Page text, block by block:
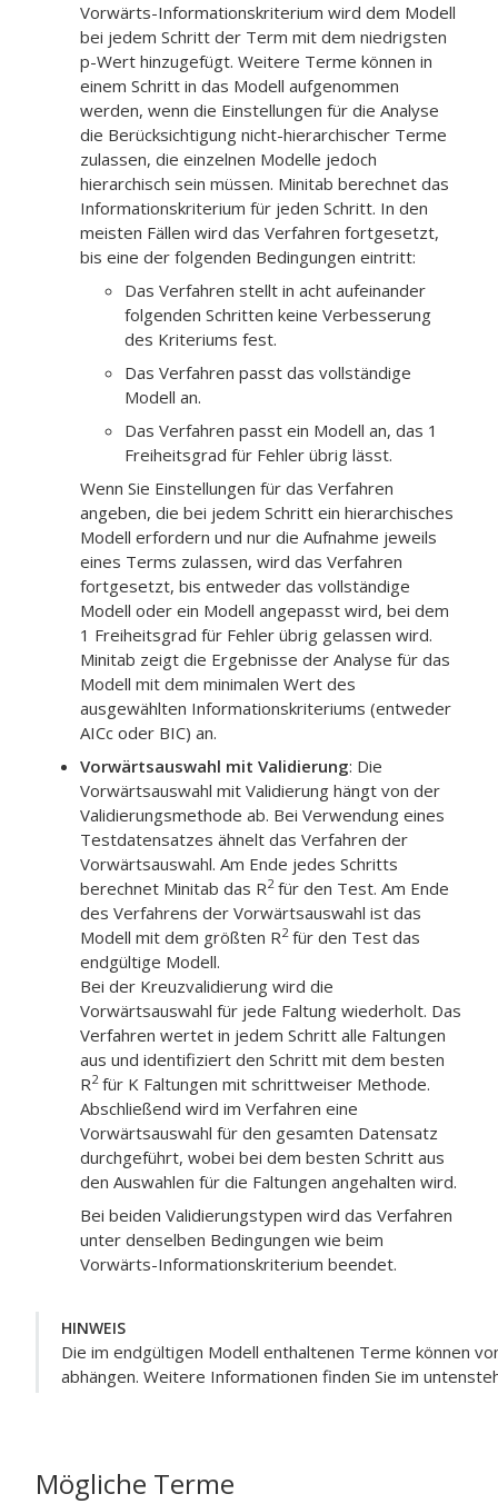
Vorwärts-Informationskriterium wird dem Modell
bei jedem Schritt der Term mit dem niedrigsten
p-Wert hinzugefügt. Weitere Terme können in
einem Schritt in das Modell aufgenommen
werden, wenn die Einstellungen für die Analyse
die Berücksichtigung nicht-hierarchischer Terme
zulassen, die einzelnen Modelle jedoch
hierarchisch sein müssen. Minitab berechnet das
Informationskriterium für jeden Schritt. In den
meisten Fällen wird das Verfahren fortgesetzt,
bis eine der folgenden Bedingungen eintritt:
Das Verfahren stellt in acht aufeinander
folgenden Schritten keine Verbesserung
des Kriteriums fest.
Das Verfahren passt das vollständige
Modell an.
Das Verfahren passt ein Modell an, das 1
Freiheitsgrad für Fehler übrig lässt.
Wenn Sie Einstellungen für das Verfahren
angeben, die bei jedem Schritt ein hierarchisches
Modell erfordern und nur die Aufnahme jeweils
eines Terms zulassen, wird das Verfahren
fortgesetzt, bis entweder das vollständige
Modell oder ein Modell angepasst wird, bei dem
1 Freiheitsgrad für Fehler übrig gelassen wird.
Minitab zeigt die Ergebnisse der Analyse für das
Modell mit dem minimalen Wert des
ausgewählten Informationskriteriums (entweder
AICc oder BIC) an.
Vorwärtsauswahl mit Validierung: Die
Vorwärtsauswahl mit Validierung hängt von der
Validierungsmethode ab. Bei Verwendung eines
Testdatensatzes ähnelt das Verfahren der
Vorwärtsauswahl. Am Ende jedes Schritts
berechnet Minitab das R2für den Test. Am Ende
des Verfahrens der Vorwärtsauswahl ist das
Modell mit dem größten R2für den Test das
endgültige Modell.
Bei der Kreuzvalidierung wird die
Vorwärtsauswahl für jede Faltung wiederholt. Das
Verfahren wertet in jedem Schritt alle Faltungen
aus und identifiziert den Schritt mit dem besten
R2für K Faltungen mit schrittweiser Methode.
Abschließend wird im Verfahren eine
Vorwärtsauswahl für den gesamten Datensatz
durchgeführt, wobei bei dem besten Schritt aus
den Auswahlen für die Faltungen angehalten wird.
Bei beiden Validierungstypen wird das Verfahren
unter denselben Bedingungen wie beim
Vorwärts-Informationskriterium beendet.
HINWEIS
Die im endgültigen Modell enthaltenen Terme können
abhängen. Weitere Informationen finden Sie im
Mögliche Terme